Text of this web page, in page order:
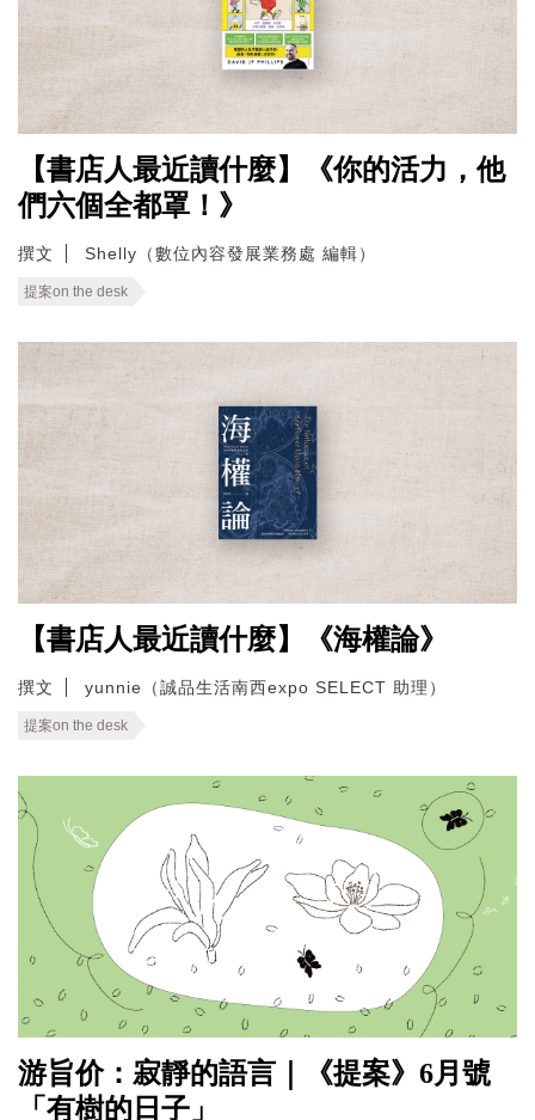
【書店人最近讀什麼】《你的活力，他
們六個全都罩！》
撰文 Shelly（數位內容發展業務處 編輯）
提案on the desk
【書店人最近讀什麼】《海權論》
撰文 yunnie（誠品生活南西expo SELECT 助理）
提案on the desk
游旨价：寂靜的語言｜《提案》6月號
「有樹的日子」